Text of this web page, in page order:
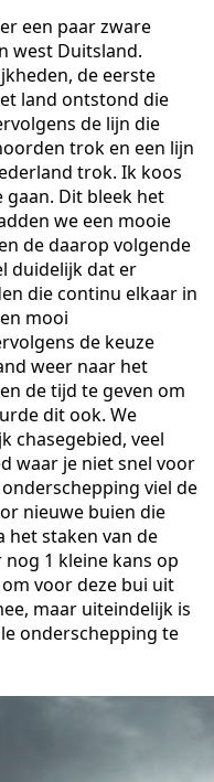
een paar zware
west Duitsland.
de eerste
land ontstond die
de lijn die
trok en een lijn
trok. Ik koos
Dit bleek het
we een mooie
de daarop volgende
duidelijk dat er
die continu elkaar in
mooi
de keuze
weer naar het
de tijd te geven om
dit ook. We
chasegebied, veel
waar je niet snel voor
viel de
nieuwe buien die
het staken van de
1 kleine kans op
voor deze bui uit
maar uiteindelijk is
onderschepping te